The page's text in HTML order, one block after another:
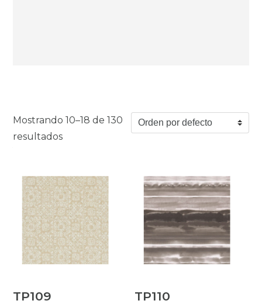
Mostrando 10–18 de 130
resultados
TP109 TP110